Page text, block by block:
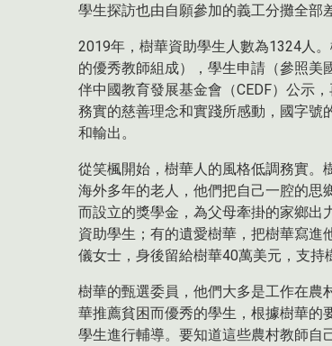
學生探訪也由自願參加的義工分攤全部
2019年，樹華資助學生人數為1324人
的優秀教師組成），學生申請（參照美
伴中國教育發展基金會（CEDF）公示
務實的慈善理念和實踐所感動，國字號
和輸出。
從笑楓開始，樹華人的風格低調務實。
海外多年的老人，他們把自己一腔的思
而設立的獎學金，為父母牽掛的家鄉出
資助學生；有的遺愛樹華，把樹華寫
儀女士，身後留給樹華40萬美元，支持
樹華的甄選委員，他們大多是工作在農
華推薦貧困而優秀的學生，根據樹華的
學生進行輔導。要知道這些農村教師自